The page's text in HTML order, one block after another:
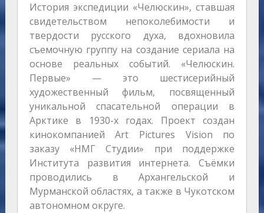
История экспедиции «Челюскин», ставшая
свидетельством непоколебимости и
твердости русского духа, вдохновила
съемочную группу на создание сериала на
основе реальных событий. «Челюскин.
Первые» — это шестисерийный
художественный фильм, посвященный
уникальной спасательной операции в
Арктике в 1930-х годах. Проект создан
кинокомпанией Art Pictures Vision по
заказу «НМГ Студии» при поддержке
Института развития интернета. Съёмки
проводились в Архангельской и
Мурманской областях, а также в Чукотском
автономном округе.